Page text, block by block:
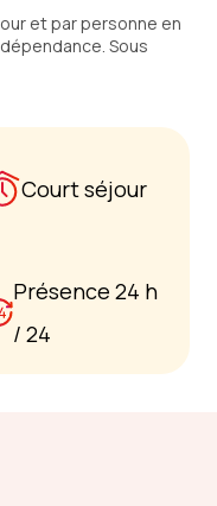
et par personne en
Sous
Court séjour
Présence 24 h
/ 24